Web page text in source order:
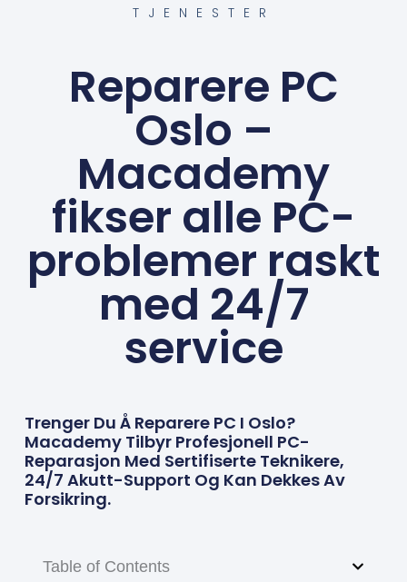
TJENESTER
Reparere PC
Oslo –
Macademy
fikser alle PC-
problemer raskt
med 24/7
service
Trenger Du Å Reparere PC I Oslo?
Macademy Tilbyr Profesjonell PC-
Reparasjon Med Sertifiserte Teknikere,
24/7 Akutt-Support Og Kan Dekkes Av
Forsikring.
Table of Contents